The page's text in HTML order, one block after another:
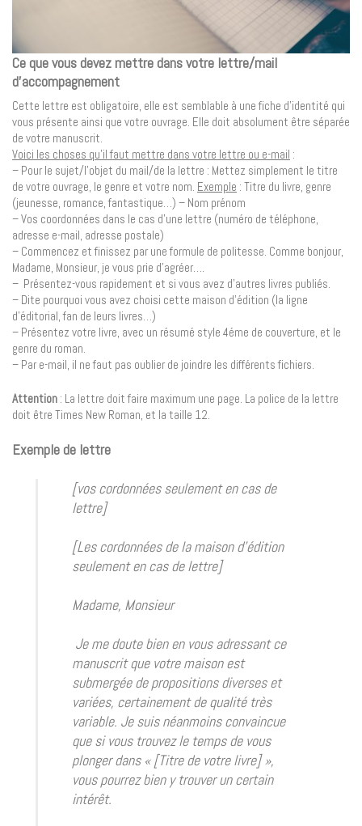
Ce que vous devez mettre dans votre lettre/mail
d’accompagnement
Cette lettre est obligatoire, elle est semblable à une fiche d’identité qui
vous présente ainsi que votre ouvrage. Elle doit absolument être séparée
de votre manuscrit.
Voici les choses qu’il faut mettre dans votre lettre ou e-mail :
– Pour le sujet/l’objet du mail/de la lettre : Mettez simplement le titre
de votre ouvrage, le genre et votre nom. Exemple : Titre du livre, genre
(jeunesse, romance, fantastique…) – Nom prénom
– Vos coordonnées dans le cas d’une lettre (numéro de téléphone,
adresse e-mail, adresse postale)
– Commencez et finissez par une formule de politesse. Comme bonjour,
Madame, Monsieur, je vous prie d’agréer….
– Présentez-vous rapidement et si vous avez d’autres livres publiés.
– Dite pourquoi vous avez choisi cette maison d’édition (la ligne
d’éditorial, fan de leurs livres…)
– Présentez votre livre, avec un résumé style 4éme de couverture, et le
genre du roman.
– Par e-mail, il ne faut pas oublier de joindre les différents fichiers.
Attention : La lettre doit faire maximum une page. La police de la lettre
doit être Times New Roman, et la taille 12.
Exemple de lettre
[vos cordonnées seulement en cas de
lettre]
[Les cordonnées de la maison d’édition
seulement en cas de lettre]
Madame, Monsieur
Je me doute bien en vous adressant ce
manuscrit que votre maison est
submergée de propositions diverses et
variées, certainement de qualité très
variable. Je suis néanmoins convaincue
que si vous trouvez le temps de vous
plonger dans « [Titre de votre livre] »,
vous pourrez bien y trouver un certain
intérêt.